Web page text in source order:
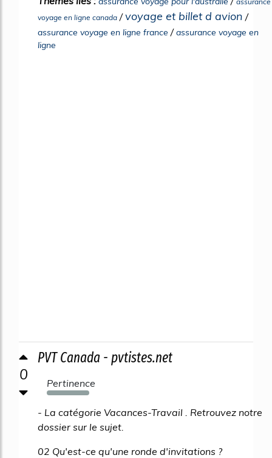
voyage en ligne canada /voyage et billet d avion /
assurance voyage en ligne france /assurance voyage en
ligne
0
PVT Canada - pvtistes.net
Pertinence
230%
- La catégorie Vacances-Travail . Retrouvez notre
dossier sur le sujet.
02 Qu'est-ce qu'une ronde d'invitations ?